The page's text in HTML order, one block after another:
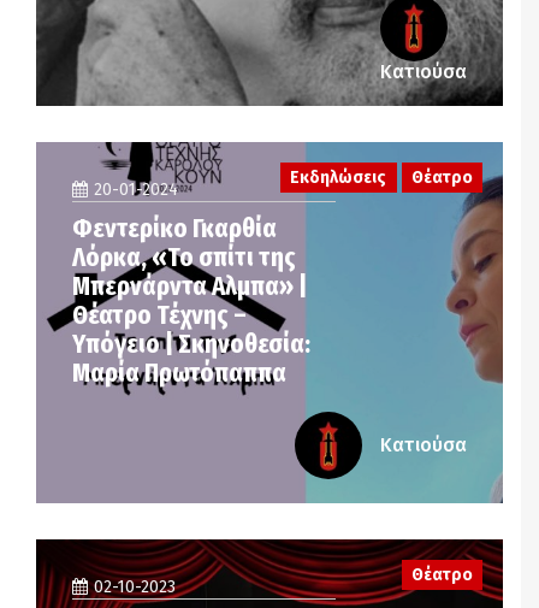
Κατιούσα
20-01-2024
Φεντερίκο Γκαρθία
Λόρκα, «Το σπίτι της
Μπερνάρντα Αλμπα» |
Θέατρο Τέχνης –
Υπόγειο | Σκηνοθεσία:
Μαρία Πρωτόπαππα
Εκδηλώσεις Θέατρο
Κατιούσα
02-10-2023
Θέατρο